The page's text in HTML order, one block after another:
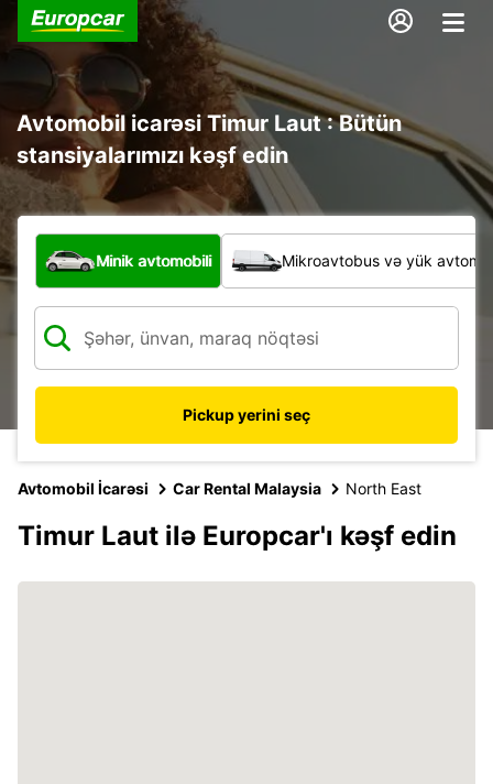
Avtomobil icarəsi Timur Laut : Bütün
stansiyalarımızı kəşf edin
Hansı növ nəqliyyat vasitəsi?
Minik avtomobili Mikroavtobus və yük
Pickup yerini seç
Avtomobil İcarəsi Car Rental Malaysia North East
Timur Laut ilə Europcar'ı kəşf edin